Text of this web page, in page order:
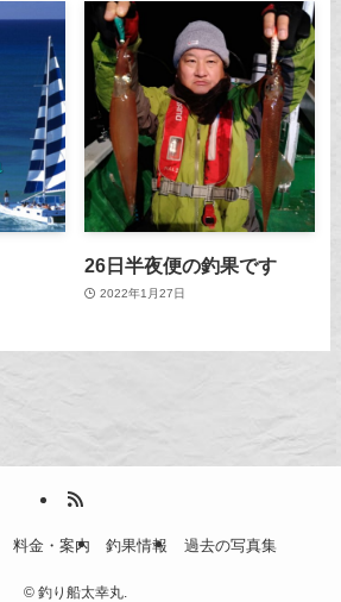
26日半夜便の釣果です
2022年1月27日
料金・案内 釣果情報 過去の写真集
©釣り船太幸丸.